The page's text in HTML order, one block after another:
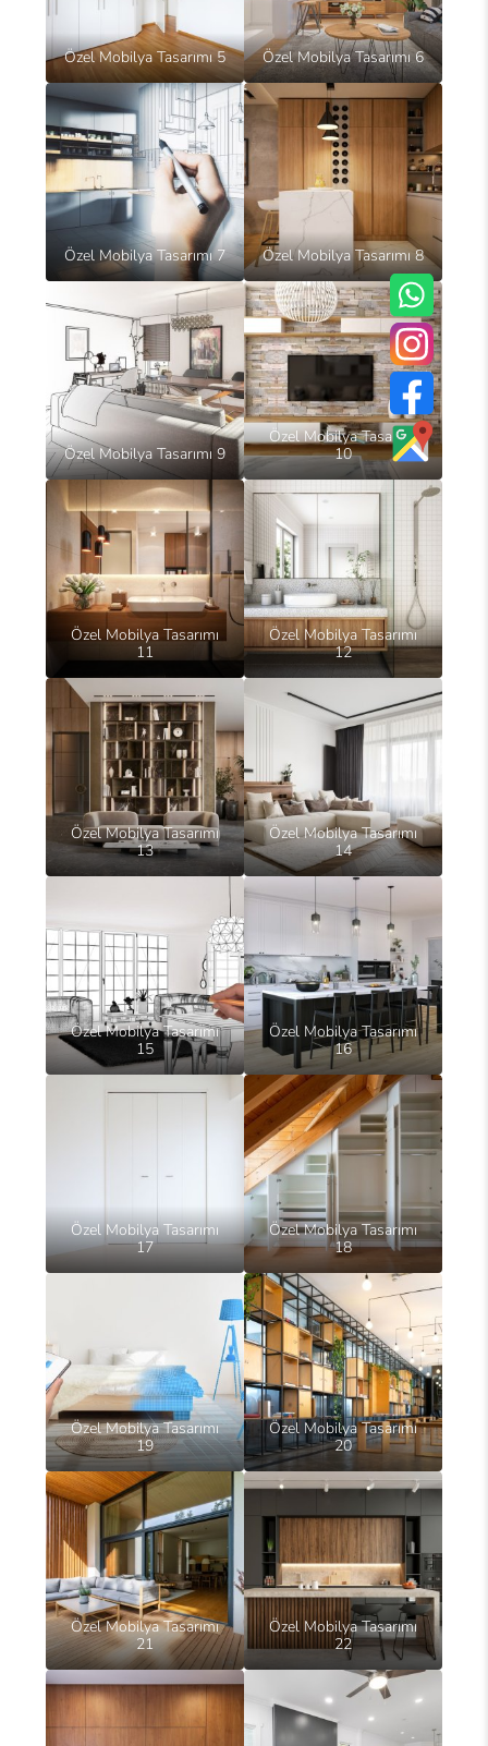
Özel Mobilya Tasarımı 5 Özel Mobilya Tasarımı 6
Özel Mobilya Tasarımı 7 Özel Mobilya Tasarımı 8
Özel Mobilya Tasarımı 9
Özel Mobilya Tasarımı
10
Özel Mobilya Tasarımı
11
Özel Mobilya Tasarımı
12
Özel Mobilya Tasarımı
13
Özel Mobilya Tasarımı
14
Özel Mobilya Tasarımı
15
Özel Mobilya Tasarımı
16
Özel Mobilya Tasarımı
17
Özel Mobilya Tasarımı
18
Özel Mobilya Tasarımı
19
Özel Mobilya Tasarımı
20
Özel Mobilya Tasarımı
21
Özel Mobilya Tasarımı
22